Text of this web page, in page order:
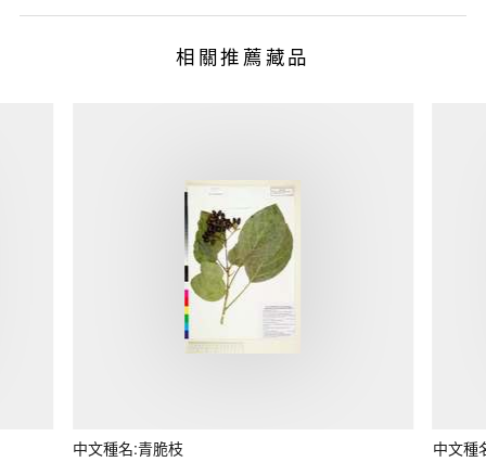
相關推薦藏品
中文種名:青脆枝 中文種